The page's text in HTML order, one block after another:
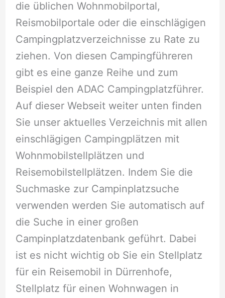
die üblichen Wohnmobilportal,
Reismobilportale oder die einschlägigen
Campingplatzverzeichnisse zu Rate zu
ziehen. Von diesen Campingführeren
gibt es eine ganze Reihe und zum
Beispiel den ADAC Campingplatzführer.
Auf dieser Webseit weiter unten finden
Sie unser aktuelles Verzeichnis mit allen
einschlägigen Campingplätzen mit
Wohnmobilstellplätzen und
Reisemobilstellplätzen. Indem Sie die
Suchmaske zur Campinplatzsuche
verwenden werden Sie automatisch auf
die Suche in einer großen
Campinplatzdatenbank geführt. Dabei
ist es nicht wichtig ob Sie ein Stellplatz
für ein Reisemobil in Dürrenhofe,
Stellplatz für einen Wohnwagen in